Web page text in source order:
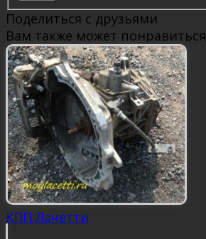
Поделиться с друзьями
Вам также может понравиться
КПП Лачетти